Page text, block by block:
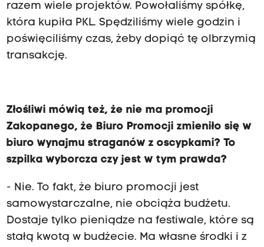
razem wiele projektów. Powołaliśmy spółkę,
która kupiła PKL. Spędziliśmy wiele godzin i
poświęciliśmy czas, żeby dopiąć tę olbrzymią
transakcję.
Złośliwi mówią też, że nie ma promocji
Zakopanego, że Biuro Promocji zmieniło się w
biuro wynajmu straganów z oscypkami? To
szpilka wyborcza czy jest w tym prawda?
- Nie. To fakt, że biuro promocji jest
samowystarczalne, nie obciąża budżetu.
Dostaje tylko pieniądze na festiwale, które są
stałą kwotą w budżecie. Ma własne środki i z